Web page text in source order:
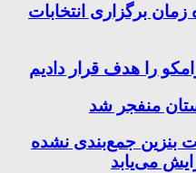
برگزاری انتخابات
را هدف قرار دادیم
منفجر شد
بنزین جمع‌بندی نشده
می‌یابد